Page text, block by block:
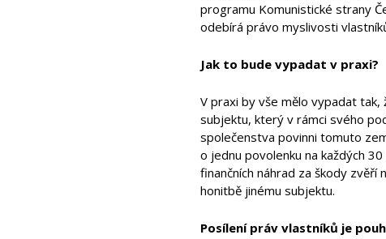
programu Komunistické strany
odebírá právo myslivosti
Jak to bude vypadat v praxi?
V praxi by vše mělo vypadat
subjektu, který v rámci svého
společenstva povinni tomuto
o jednu povolenku na každých
finančních náhrad za škody zvěří
honitbě jinému subjektu.
Posílení práv vlastníků je